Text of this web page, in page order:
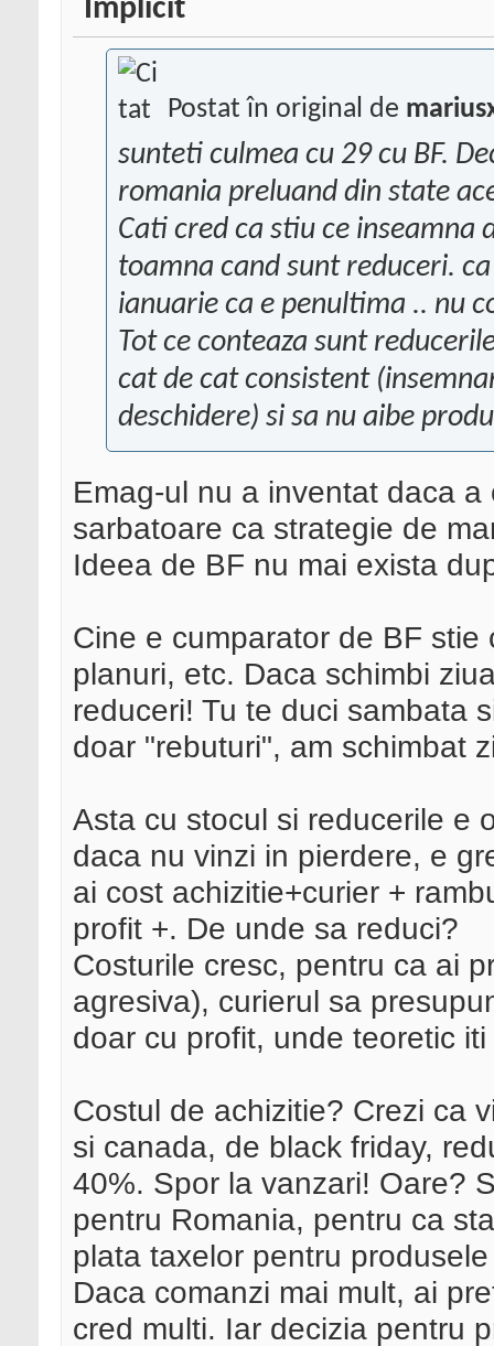
Postat în original de
sunteti culmea cu 29 cu BF.
romania preluand din state
Cati cred ca stiu ce inseamna
toamna cand sunt reduceri.
ianuarie ca e penultima .. nu
Tot ce conteaza sunt
cat de cat consistent
deschidere) si sa nu aibe
Emag-ul nu a inventat daca
sarbatoare ca strategie de
Ideea de BF nu mai exista
Cine e cumparator de BF
planuri, etc. Daca schimbi
reduceri! Tu te duci sambata
doar "rebuturi", am schimbat
Asta cu stocul si reducerile e
daca nu vinzi in pierdere, e
ai cost achizitie+curier +
profit +. De unde sa reduci?
Costurile cresc, pentru ca ai
agresiva), curierul sa
doar cu profit, unde teoretic
Costul de achizitie? Crezi ca
si canada, de black friday,
40%. Spor la vanzari! Oare?
pentru Romania, pentru ca
plata taxelor pentru
Daca comanzi mai mult, ai
cred multi. Iar decizia pentru